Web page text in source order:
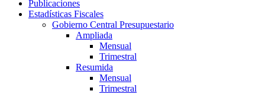
Publicaciones
Estadísticas Fiscales
Gobierno Central Presupuestario
Ampliada
Mensual
Trimestral
Resumida
Mensual
Trimestral